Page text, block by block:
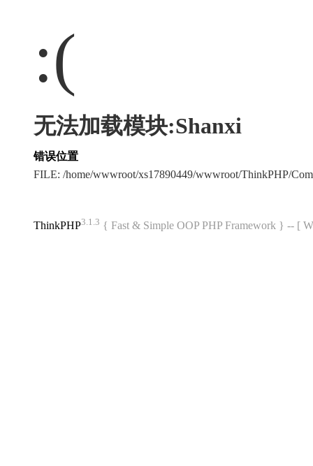
:(
无法加载模块:Shanxi
错误位置
FILE: /home/wwwroot/xs17890449/wwwroot/ThinkPHP/
ThinkPHP3.1.3 { Fast & Simple OOP PHP Framework } -- [